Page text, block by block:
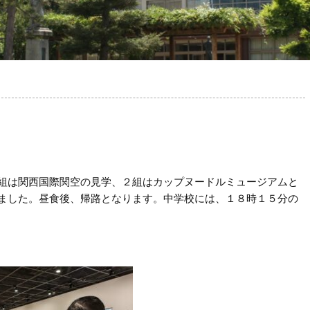
関西国際関空の見学、２組はカップヌードルミュージアムと
た。昼食後、帰路となります。中学校には、１８時１５分の